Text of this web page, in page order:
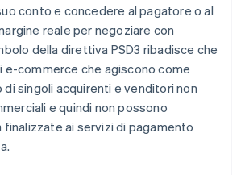
conto e concedere al pagatore o al
reale per negoziare con
della direttiva PSD3 ribadisce che
commerce che agiscono come
singoli acquirenti e venditori non
e quindi non possono
ai servizi di pagamento